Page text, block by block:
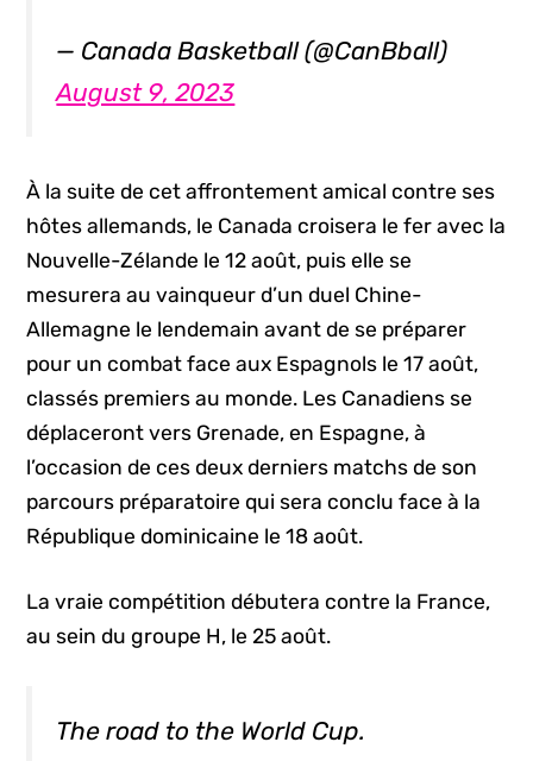
— Canada Basketball (@CanBball)
August 9, 2023
À la suite de cet affrontement amical contre ses
hôtes allemands, le Canada croisera le fer avec la
Nouvelle-Zélande le 12 août, puis elle se
mesurera au vainqueur d’un duel Chine-
Allemagne le lendemain avant de se préparer
pour un combat face aux Espagnols le 17 août,
classés premiers au monde. Les Canadiens se
déplaceront vers Grenade, en Espagne, à
l’occasion de ces deux derniers matchs de son
parcours préparatoire qui sera conclu face à la
République dominicaine le 18 août.
La vraie compétition débutera contre la France,
au sein du groupe H, le 25 août.
The road to the World Cup.